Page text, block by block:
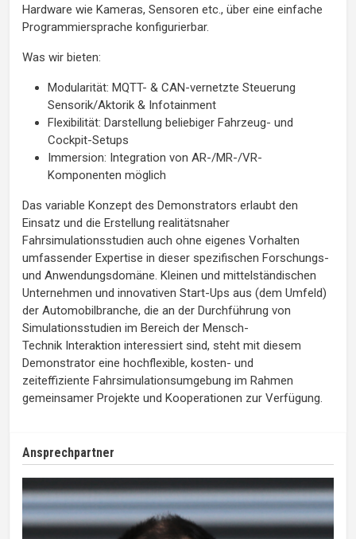
Hardware wie Kameras, Sensoren etc., über eine einfache
Programmiersprache konfigurierbar.
Was wir bieten:
Modularität: MQTT- & CAN-vernetzte Steuerung
Sensorik/Aktorik & Infotainment
Flexibilität: Darstellung beliebiger Fahrzeug- und
Cockpit-Setups
Immersion: Integration von AR-/MR-/VR-
Komponenten möglich
Das variable Konzept des Demonstrators erlaubt den
Einsatz und die Erstellung realitätsnaher
Fahrsimulationsstudien auch ohne eigenes Vorhalten
umfassender Expertise in dieser spezifischen Forschungs-
und Anwendungsdomäne. Kleinen und mittelständischen
Unternehmen und innovativen Start-Ups aus (dem Umfeld)
der Automobilbranche, die an der Durchführung von
Simulationsstudien im Bereich der Mensch-
Technik Interaktion interessiert sind, steht mit diesem
Demonstrator eine hochflexible, kosten- und
zeiteffiziente Fahrsimulationsumgebung im Rahmen
gemeinsamer Projekte und Kooperationen zur Verfügung.
Ansprechpartner